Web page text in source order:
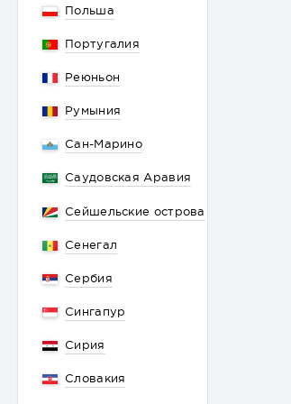
Польша
Португалия
Реюньон
Румыния
Сан-Марино
Саудовская Аравия
Сейшельские острова
Сенегал
Сербия
Сингапур
Сирия
Словакия